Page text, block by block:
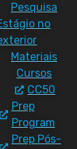
Pesquisa
no
Materiais
Cursos
CC50
Prep
Program
Prep Pós-